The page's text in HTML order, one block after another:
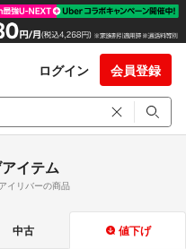
ログイン 会員登録
イテム
イリバーの商品
中古 値下げ